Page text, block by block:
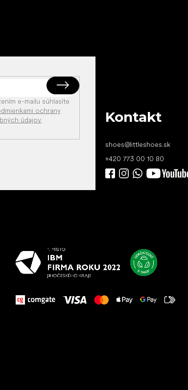
e-mailu súhlasíte
ochrany
údajov. Kontakt
shoes@littleshoes.sk
+420 773 00 10 80